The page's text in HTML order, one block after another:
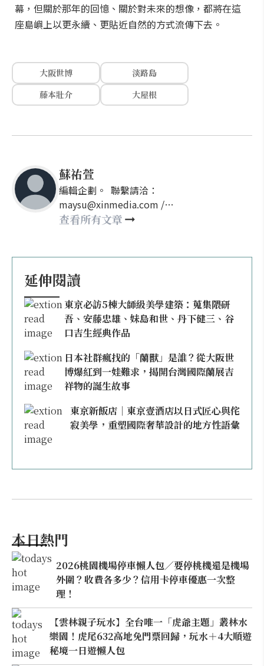
幕，但關於那年的回憶、關於對未來的想像，都將在這
座島嶼上以更永續、更貼近自然的方式流傳下去。
大阪世博
淡路島
藤本壯介
大屋根
蘇祐萱
編輯企劃。 聯繫請洽：
maysu@xinmedia.com /
may860527@gmail.com
查看所有文章
延伸閱讀
東京必訪5棟大師級美學建築：蒐集隈研
吾、安藤忠雄、妹島和世、丹下健三、谷
口吉生經典作品
日本社群瘋找的「蘭獸」是誰？從大阪世
博爆紅到一娃難求，揭開台灣國際蘭展吉
祥物的誕生故事
東京新飯店｜東京壹酒店以日式匠心與侘
寂美學，重塑國際奢華設計的地方性語彙
本日熱門
2026桃園機場停車懶人包／要停桃機還是機場
外圍？收費各多少？信用卡停車優惠一次整
理！
【雲林親子玩水】全台唯一「虎爺主題」叢林水
樂園！虎尾632高地免門票回歸，玩水＋4大順遊
秘境一日遊懶人包